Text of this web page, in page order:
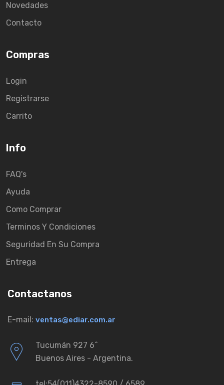
Novedades
Contacto
Compras
Login
Registrarse
Carrito
Info
FAQ's
Ayuda
Como Comprar
Terminos Y Condiciones
Seguridad En Su Compra
Entrega
Contactanos
E-mail: ventas@ediar.com.ar
Tucumán 927 6ˆ
Buenos Aires - Argentina.